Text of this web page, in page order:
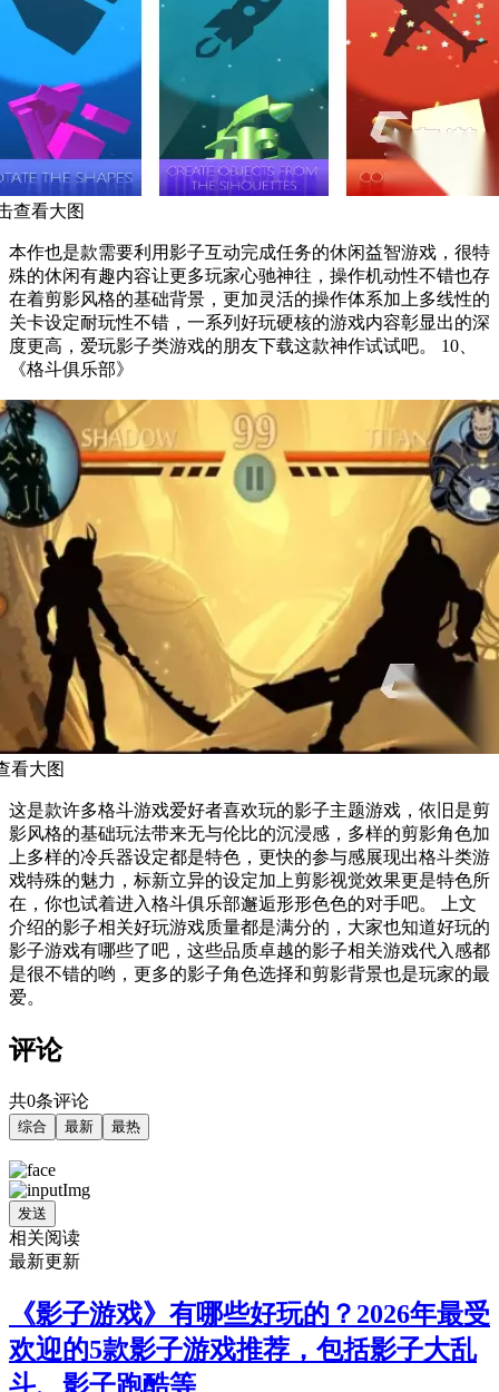
查看大图
本作也是款需要利用影子互动完成任务的休闲益智游戏，很特
殊的休闲有趣内容让更多玩家心驰神往，操作机动性不错也存
在着剪影风格的基础背景，更加灵活的操作体系加上多线性的
关卡设定耐玩性不错，一系列好玩硬核的游戏内容彰显出的深
度更高，爱玩影子类游戏的朋友下载这款神作试试吧。 10、
《格斗俱乐部》
看大图
这是款许多格斗游戏爱好者喜欢玩的影子主题游戏，依旧是剪
影风格的基础玩法带来无与伦比的沉浸感，多样的剪影角色加
上多样的冷兵器设定都是特色，更快的参与感展现出格斗类游
戏特殊的魅力，标新立异的设定加上剪影视觉效果更是特色所
在，你也试着进入格斗俱乐部邂逅形形色色的对手吧。 上文
介绍的影子相关好玩游戏质量都是满分的，大家也知道好玩的
影子游戏有哪些了吧，这些品质卓越的影子相关游戏代入感都
是很不错的哟，更多的影子角色选择和剪影背景也是玩家的最
爱。
评论
共0条评论
综合 最新 最热
发送
相关阅读
最新更新
《影子游戏》有哪些好玩的？2026年最受
欢迎的5款影子游戏推荐，包括影子大乱
斗、影子跑酷等